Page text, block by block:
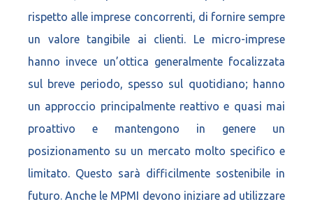
rispetto alle imprese concorrenti, di fornire sempre
un valore tangibile ai clienti. Le micro-imprese
hanno invece un’ottica generalmente focalizzata
sul breve periodo, spesso sul quotidiano; hanno
un approccio principalmente reattivo e quasi mai
proattivo e mantengono in genere un
posizionamento su un mercato molto specifico e
limitato. Questo sarà difficilmente sostenibile in
futuro. Anche le MPMI devono iniziare ad utilizzare